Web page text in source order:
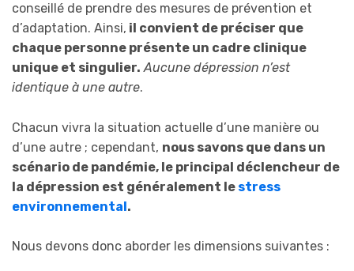
conseillé de prendre des mesures de prévention et
d’adaptation. Ainsi, il convient de préciser que
chaque personne présente un cadre clinique
unique et singulier. Aucune dépression n’est
identique à une autre.
Chacun vivra la situation actuelle d’une manière ou
d’une autre ; cependant, nous savons que dans un
scénario de pandémie, le principal déclencheur de
la dépression est généralement le stress
environnemental.
Nous devons donc aborder les dimensions suivantes :